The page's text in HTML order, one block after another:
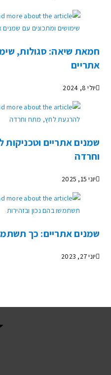
חמאת שיאה: סגולות,
אתריים
יולי 8, 2024
שמנים אתריים
וחרדה
יוני 15, 2025
שמנים אתריים: כך
יוני 27, 2023